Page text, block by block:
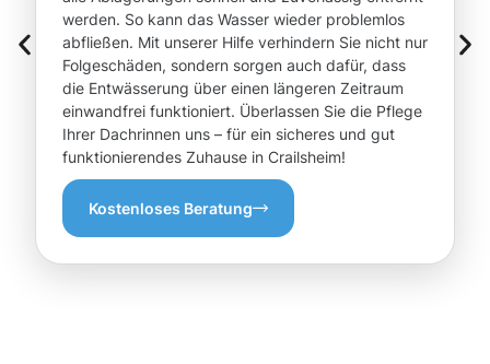
werden. So kann das Wasser wieder problemlos
abfließen. Mit unserer Hilfe verhindern Sie nicht nur
Folgeschäden, sondern sorgen auch dafür, dass
die Entwässerung über einen längeren Zeitraum
einwandfrei funktioniert. Überlassen Sie die Pflege
Ihrer Dachrinnen uns – für ein sicheres und gut
funktionierendes Zuhause in Crailsheim!
Kostenloses Beratung